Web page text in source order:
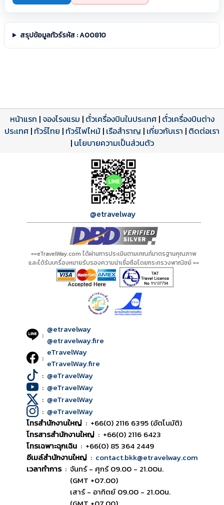
สรุปข้อมูลทัวร์รหัส : A00810
โปรแกรมทัวร์
ดาวน์โหลด PDF
รีวิวลูกค้าจริง
รีวิวจาก eTravelWay
เปิดหน้าเต็ม
ใบอนุญาตนำเที่ยว
เลขที่ 11/11450
เปิดหน้าเต็ม
หน้าแรก |จองโรงแรม | ตั๋วเครื่องบินในประเทศ| ตั๋วเครื่องบินต่าง
ประเทศ | ทัวร์ไทย | ทัวร์ไฟไหม้ | เรือสำราญ | เกี่ยวกับเรา | ติดต่อเรา
| นโยบายความเป็นส่วนตัว
@etravelway
==eTravelWay.com ได้ผ่านการประเมินตามเกณฑ์มาตรฐานคุณภาพ
และได้รับเครื่องหมายรับรองความน่าเชื่อถือโดยกระทรวงพาณิชย์ ==
: @etravelway
@etravelway.fire
: eTravelWay
eTravelWay.fire
: @eTravelWay
: @eTravelWay
: @eTravelWay
: @eTravelWay
โทรสำนักงานใหญ่ : +66(0) 2116 6395 (อัตโนมัติ)
โทรสารสำนักงานใหญ่ : +66(0) 2116 6423
โทรเฉพาะฉุกเฉิน : +66(0) 85 364 2449
อีเมล์สำนักงานใหญ่ : contact.bkk@etravelway.com
เวลาทำการ : จันทร์ - ศุกร์ 09.00 - 21.00น.
(GMT +07.00)
เสาร์ - อาทิตย์ 09.00 - 21.00น.